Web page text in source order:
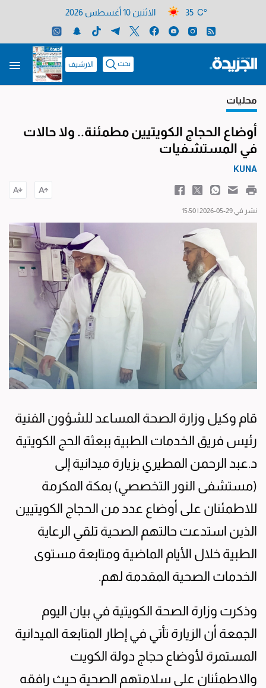
35 C° الاثنين 10 أغسطس 2026
بحث الارشيف
محليات
أوضاع الحجاج الكويتيين مطمئنة.. ولا حالات
في المستشفيات
KUNA
نشر في 29-05-2026 | 15:50
قام وكيل وزارة الصحة المساعد للشؤون الفنية
رئيس فريق الخدمات الطبية ببعثة الحج الكويتية
د.عبد الرحمن المطيري بزيارة ميدانية إلى
(مستشفى النور التخصصي) بمكة المكرمة
للاطمئنان على أوضاع عدد من الحجاج الكويتيين
الذين استدعت حالتهم الصحية تلقي الرعاية
الطبية خلال الأيام الماضية ومتابعة مستوى
الخدمات الصحية المقدمة لهم.
وذكرت وزارة الصحة الكويتية في بيان اليوم
الجمعة أن الزيارة تأتي في إطار المتابعة الميدانية
المستمرة لأوضاع حجاج دولة الكويت
والاطمئنان على سلامتهم الصحية حيث رافقه